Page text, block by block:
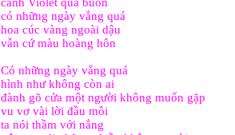
có những ngày vắng quá
hoa cúc vàng ngoài dậu
vẫn cứ màu hoàng hôn
Có những ngày vắng quá
hình như không còn ai
đành gõ cửa một người không muốn gặp
vu vơ vài lời đầu môi
ta nói thầm với nắng